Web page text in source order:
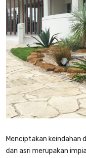
Menciptakan keindahan
dan asri merupakan